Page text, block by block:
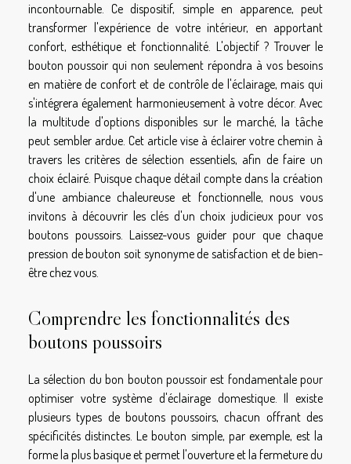
incontournable. Ce dispositif, simple en apparence, peut
transformer l'expérience de votre intérieur, en apportant
confort, esthétique et fonctionnalité. L'objectif ? Trouver le
bouton poussoir qui non seulement répondra à vos besoins
en matière de confort et de contrôle de l'éclairage, mais qui
s'intégrera également harmonieusement à votre décor. Avec
la multitude d'options disponibles sur le marché, la tâche
peut sembler ardue. Cet article vise à éclairer votre chemin à
travers les critères de sélection essentiels, afin de faire un
choix éclairé. Puisque chaque détail compte dans la création
d'une ambiance chaleureuse et fonctionnelle, nous vous
invitons à découvrir les clés d'un choix judicieux pour vos
boutons poussoirs. Laissez-vous guider pour que chaque
pression de bouton soit synonyme de satisfaction et de bien-
être chez vous.
Comprendre les fonctionnalités des
boutons poussoirs
La sélection du bon bouton poussoir est fondamentale pour
optimiser votre système d'éclairage domestique. Il existe
plusieurs types de boutons poussoirs, chacun offrant des
spécificités distinctes. Le bouton simple, par exemple, est la
forme la plus basique et permet l'ouverture et la fermeture du